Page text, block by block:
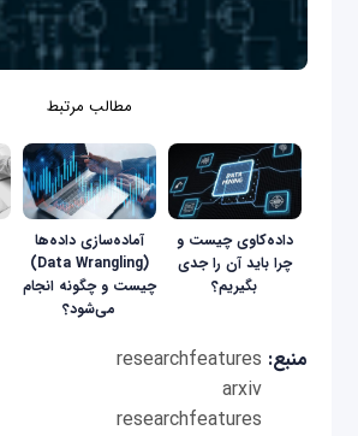
مطالب مرتبط
داده‌کاوی چیست و
چرا باید آن را جدی
بگیریم؟
آماده‌سازی داده‌ها
(Data Wrangling)
چیست و چگونه انجام
می‌شود؟
منبع: researchfeatures
arxiv
researchfeatures